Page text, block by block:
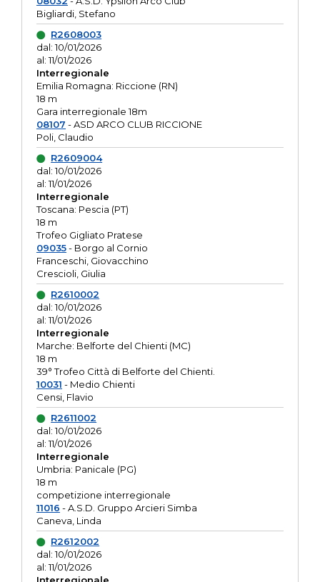
Bigliardi, Stefano
R2608003
dal: 10/01/2026
al: 11/01/2026
Interregionale
Emilia Romagna: Riccione (RN)
18 m
Gara interregionale 18m
08107 - ASD ARCO CLUB RICCIONE
Poli, Claudio
R2609004
dal: 10/01/2026
al: 11/01/2026
Interregionale
Toscana: Pescia (PT)
18 m
Trofeo Gigliato Pratese
09035- Borgo al Cornio
Franceschi, Giovacchino
Crescioli, Giulia
R2610002
dal: 10/01/2026
al: 11/01/2026
Interregionale
Marche: Belforte del Chienti (MC)
18 m
39° Trofeo Città di Belforte del Chienti.
10031 - Medio Chienti
Censi, Flavio
R2611002
dal: 10/01/2026
al: 11/01/2026
Interregionale
Umbria: Panicale (PG)
18 m
competizione interregionale
11016 - A.S.D. Gruppo Arcieri Simba
Caneva, Linda
R2612002
dal: 10/01/2026
al: 11/01/2026